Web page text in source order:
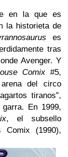
en la que es
la historieta de
es
tras
Avenger. Y
Comix #5,
del circo
tiranos”,
En 1999,
, el subsello
Comix (1990),